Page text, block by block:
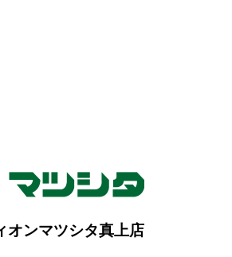
オンマツシタ真上店